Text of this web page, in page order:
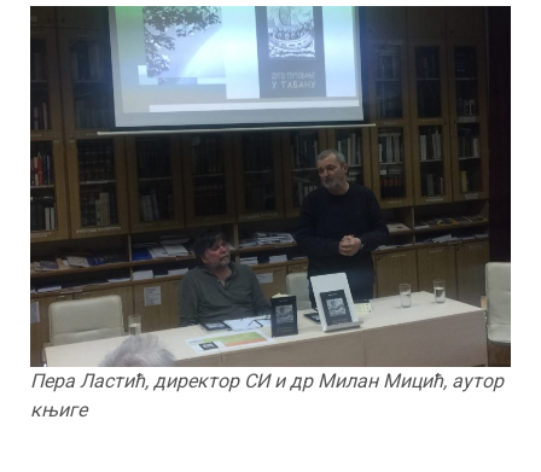
Пера Ластић, директор СИ и др Милан Мицић, аутор
књиге